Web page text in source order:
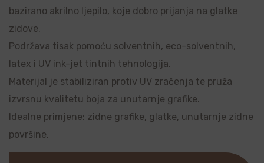
bazirano akrilno ljepilo, koje dobro prijanja na glatke
zidove.
Podržava tisak pomoću solventnih, eco-solventnih,
latex i UV ink-jet tintnih tehnologija.
Materijal je stabiliziran protiv UV zračenja te pruža
izvrsnu kvalitetu boja za unutarnje grafike.
Idealne primjene: zidne grafike, glatke, unutarnje zidne
površine.